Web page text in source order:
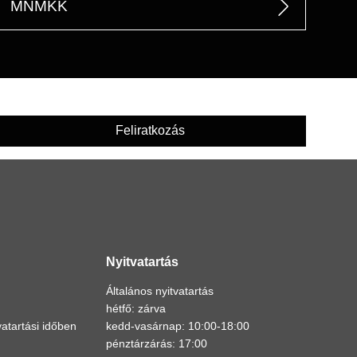
MNMKK
Feliratkozás
időben
Nyitvatartás
Általános nyitvatartás
hétfő: zárva
kedd-vasárnap: 10:00-18:00
pénztárzárás: 17:00